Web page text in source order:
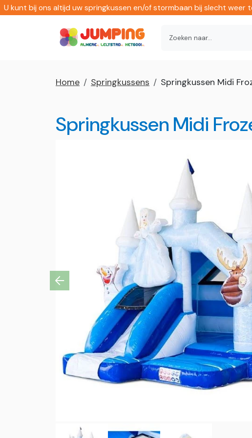
U kunt bij ons altijd uw springkussen en/of stormbaan bij slecht
Home Springkussens Springkussen Midi
Springkussen Midi
Previous